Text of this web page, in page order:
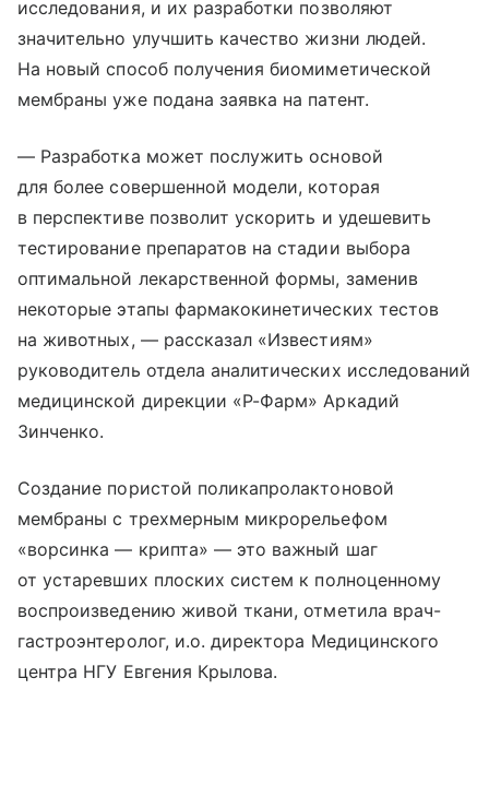
исследования, и их разработки позволяют
значительно улучшить качество жизни людей.
На новый способ получения биомиметической
мембраны уже подана заявка на патент.
— Разработка может послужить основой
для более совершенной модели, которая
в перспективе позволит ускорить и удешевить
тестирование препаратов на стадии выбора
оптимальной лекарственной формы, заменив
некоторые этапы фармакокинетических тестов
на животных, — рассказал «Известиям»
руководитель отдела аналитических исследований
медицинской дирекции «Р-Фарм» Аркадий
Зинченко.
Создание пористой поликапролактоновой
мембраны с трехмерным микрорельефом
«ворсинка — крипта» — это важный шаг
от устаревших плоских систем к полноценному
воспроизведению живой ткани, отметила врач-
гастроэнтеролог, и.о. директора Медицинского
центра НГУ Евгения Крылова.